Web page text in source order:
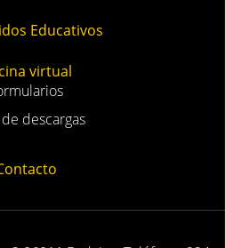
Educativos
virtual
descargas